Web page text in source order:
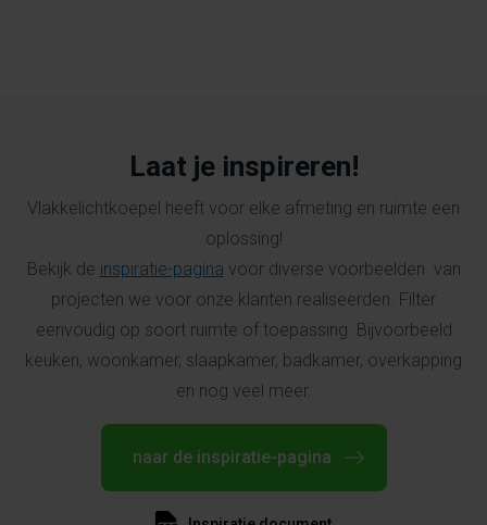
Laat je inspireren!
Vlakkelichtkoepel heeft voor elke afmeting en ruimte een
oplossing!
Bekijk de inspiratie-pagina voor diverse voorbeelden van
projecten we voor onze klanten realiseerden. Filter
eenvoudig op soort ruimte of toepassing. Bijvoorbeeld
keuken, woonkamer, slaapkamer, badkamer, overkapping
en nog veel meer.
naar de inspiratie-pagina